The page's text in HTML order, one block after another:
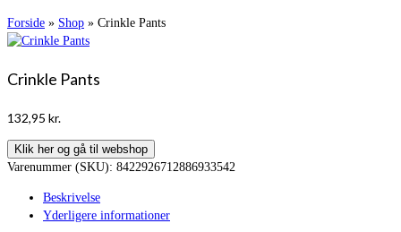
Forside » Shop » Crinkle Pants
Crinkle Pants
132,95 kr.
Klik her og gå til webshop
Varenummer (SKU): 8422926712886933542
Beskrivelse
Yderligere informationer